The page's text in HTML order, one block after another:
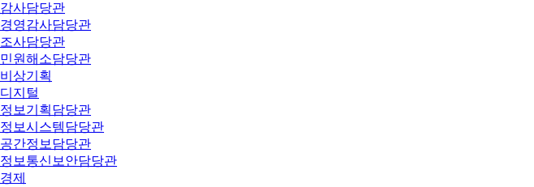
감사담당관
경영감사담당관
조사담당관
민원해소담당관
비상기획
디지털
정보기획담당관
정보시스템담당관
공간정보담당관
정보통신보안담당관
경제